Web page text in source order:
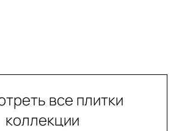
все плитки
коллекции